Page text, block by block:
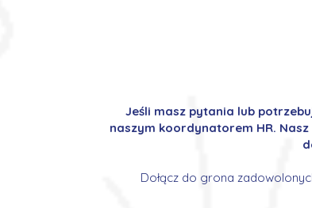
Jeśli masz pytania lub
naszym koordynatorem HR.
Dołącz do grona